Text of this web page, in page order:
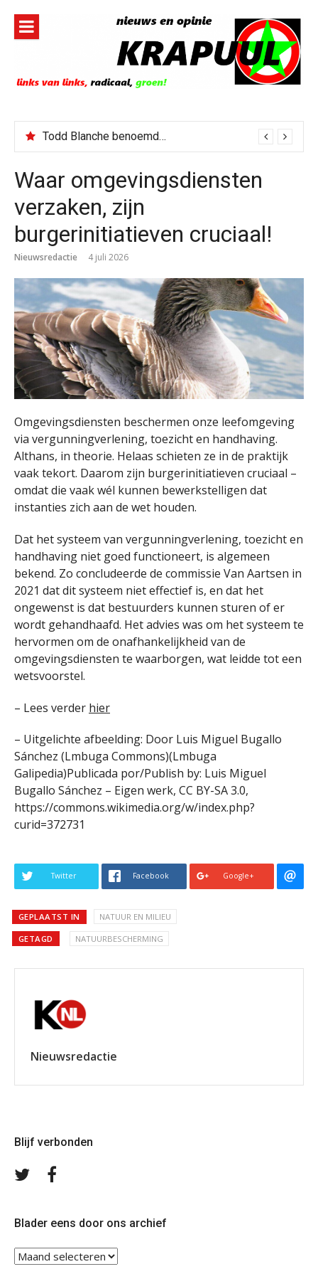
inhoud
Todd Blanche benoemd tot Attorney General
Waar omgevingsdiensten
verzaken, zijn
burgerinitiatieven cruciaal!
Nieuwsredactie 4 juli 2026
Omgevingsdiensten beschermen onze leefomgeving
via vergunningverlening, toezicht en handhaving.
Althans, in theorie. Helaas schieten ze in de praktijk
vaak tekort. Daarom zijn burgerinitiatieven cruciaal –
omdat die vaak wél kunnen bewerkstelligen dat
instanties zich aan de wet houden.
Dat het systeem van vergunningverlening, toezicht en
handhaving niet goed functioneert, is algemeen
bekend. Zo concludeerde de commissie Van Aartsen in
2021 dat dit systeem niet effectief is, en dat het
ongewenst is dat bestuurders kunnen sturen of er
wordt gehandhaafd. Het advies was om het systeem te
hervormen om de onafhankelijkheid van de
omgevingsdiensten te waarborgen, wat leidde tot een
wetsvoorstel.
– Lees verder hier
– Uitgelichte afbeelding: Door Luis Miguel Bugallo
Sánchez (Lmbuga Commons)(Lmbuga
Galipedia)Publicada por/Publish by: Luis Miguel
Bugallo Sánchez – Eigen werk, CC BY-SA 3.0,
https://commons.wikimedia.org/w/index.php?
curid=372731
Twitter Facebook Google+
GEPLAATST IN NATUUR EN MILIEU
GETAGD NATUURBESCHERMING
Nieuwsredactie
Blijf verbonden
Volg
Blader eens door ons archief
Blader